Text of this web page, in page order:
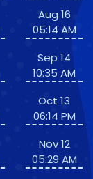
Aug 16
05:14 AM
Sep 14
10:35 AM
Oct 13
06:14 PM
Nov 12
05:29 AM